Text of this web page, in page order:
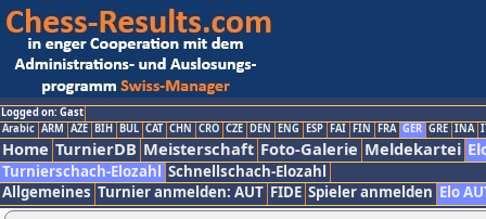
Logged on: Gast
Arabic ARM AZE BIH BUL CAT CHN CRO CZE DEN ENG ESP FAI FIN FRA GER GRE INA
Home TurnierDB Meisterschaft Foto-Galerie Meldekartei
Turnierschach-Elozahl Schnellschach-Elozahl
Allgemeines Turnier anmelden: AUT FIDE Spieler anmelden Elo